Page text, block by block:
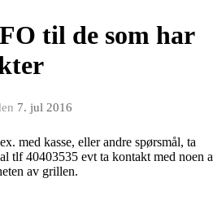
til de som har
7. jul 2016
med kasse, eller andre spørsmål, ta
tlf 40403535 evt ta kontakt med noen
av grillen.